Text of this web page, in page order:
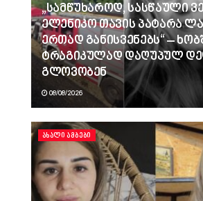
„სამწუხაროდ, სასწაული
ელენიკო თავის პატარა
ერთად განისვენებს“ –
ტრაგიკულად დაღუპულ
გლოვობენ
08/08/2026
ᲐᲮᲐᲚᲘ ᲐᲛᲑᲔᲑᲘ